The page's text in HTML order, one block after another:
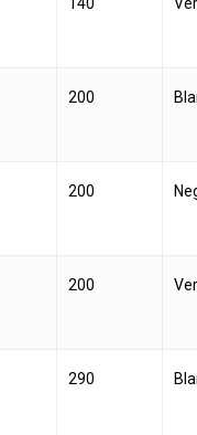
200
200
200
290